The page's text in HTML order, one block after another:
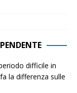
difficile in
la differenza sulle